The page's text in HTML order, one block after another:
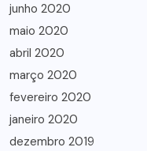
junho 2020
maio 2020
abril 2020
março 2020
fevereiro 2020
janeiro 2020
dezembro 2019